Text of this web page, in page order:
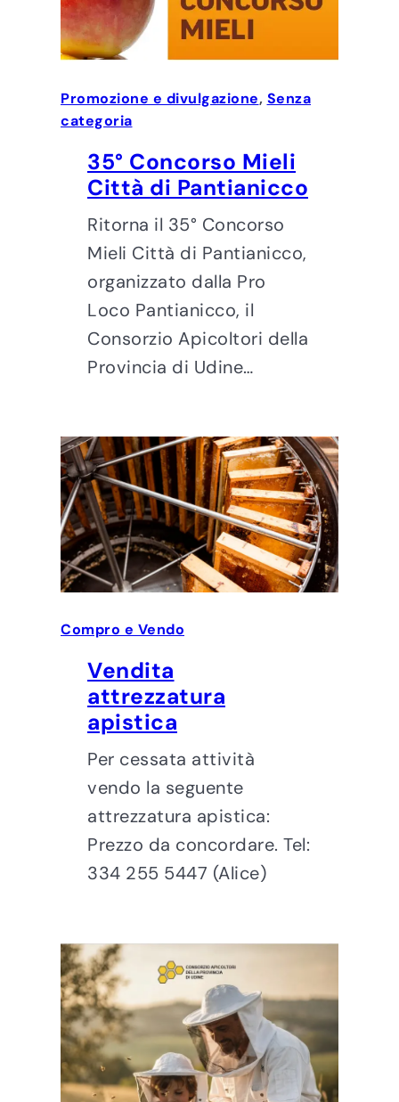
Promozione e divulgazione, Senza
categoria
35° Concorso Mieli
Città di Pantianicco
Ritorna il 35° Concorso
Mieli Città di Pantianicco,
organizzato dalla Pro
Loco Pantianicco, il
Consorzio Apicoltori della
Provincia di Udine…
Compro e Vendo
Vendita
attrezzatura
apistica
Per cessata attività
vendo la seguente
attrezzatura apistica:
Prezzo da concordare. Tel:
334 255 5447 (Alice)